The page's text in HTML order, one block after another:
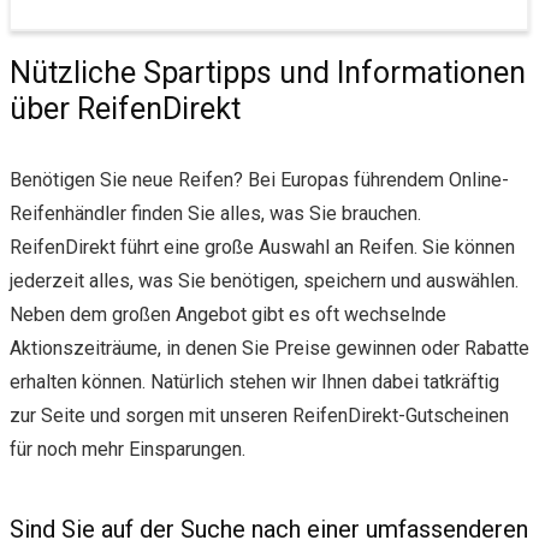
Nützliche Spartipps und Informationen
über ReifenDirekt
Benötigen Sie neue Reifen? Bei Europas führendem Online-
Reifenhändler finden Sie alles, was Sie brauchen.
ReifenDirekt führt eine große Auswahl an Reifen. Sie können
jederzeit alles, was Sie benötigen, speichern und auswählen.
Neben dem großen Angebot gibt es oft wechselnde
Aktionszeiträume, in denen Sie Preise gewinnen oder Rabatte
erhalten können. Natürlich stehen wir Ihnen dabei tatkräftig
zur Seite und sorgen mit unseren ReifenDirekt-Gutscheinen
für noch mehr Einsparungen.
Sind Sie auf der Suche nach einer umfassenderen